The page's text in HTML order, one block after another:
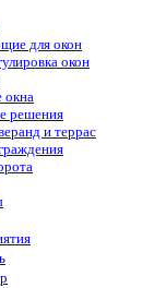
для окон
окон
окна
решения
и террас